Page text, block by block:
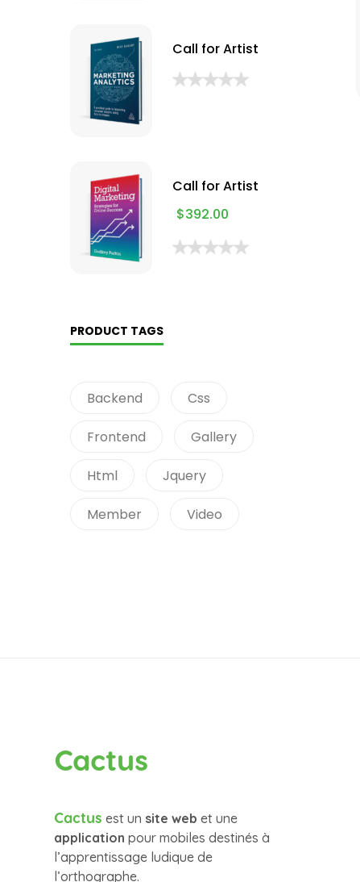
Call for Artist
Call for Artist
$392.00
PRODUCT TAGS
Backend Css
Frontend Gallery
Html Jquery
Member Video
Cactus
Cactus est un site web et une
application pour mobiles destinés à
l’apprentissage ludique de
l’orthographe.